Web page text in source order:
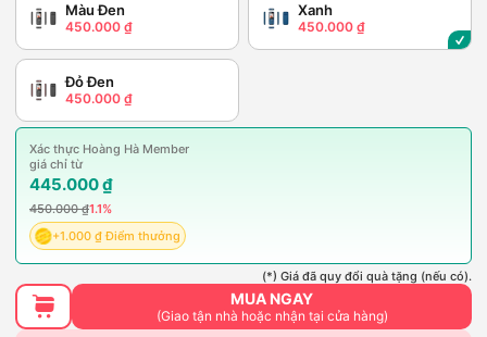
Màu Đen
450.000 ₫
Xanh
450.000 ₫
Đỏ Đen
450.000 ₫
Xác thực Hoàng Hà Member
giá chỉ từ
445.000 ₫
450.000 ₫1.1%
+1.000 ₫ Điểm thưởng
(*) Giá đã quy đổi quà tặng (nếu có).
MUA NGAY
(Giao tận nhà hoặc nhận tại cửa hàng)